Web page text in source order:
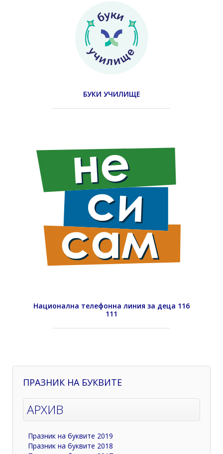
БУКИ УЧИЛИЩЕ
Национална телефонна линия за деца 116
111
ПРАЗНИК НА БУКВИТЕ
АРХИВ
Празник на буквите 2019
Празник на буквите 2018